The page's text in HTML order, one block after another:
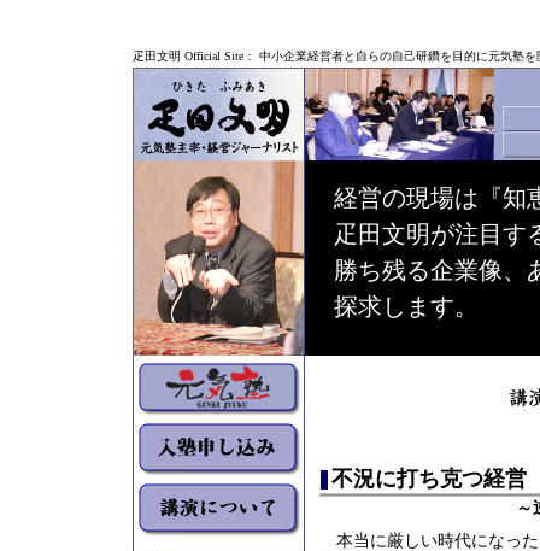
疋田文明 Official Site： 中小企業経営者と自らの自己研鑽を目的に元気塾
経営の現場は『知
疋田文明が注目す
勝ち残る企業像、
探求します。
不況に打ち克つ経営
～
本当に厳しい時代になっ